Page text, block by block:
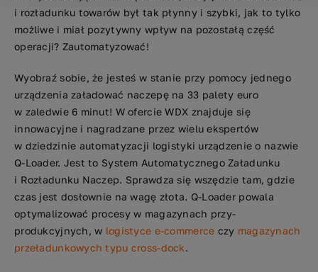
i rozładunku towarów był tak płynny i szybki, jak to tylko
możliwe i miał pozytywny wpływ na pozostałą część
operacji? Zautomatyzować!
Wyobraź sobie, że jesteś w stanie przy pomocy jednego
urządzenia załadować naczepę na 33 palety euro
w zaledwie 6 minut! W ofercie WDX znajduje się
innowacyjne i nagradzane przez wielu ekspertów
w dziedzinie automatyzacji logistyki urządzenie o nazwie
Q-Loader. Jest to System Automatycznego Załadunku
i Rozładunku Naczep. Sprawdza się wszędzie tam, gdzie
czas jest dosłownie na wagę złota. Q-Loader powala
optymalizować procesy w magazynach przy-
produkcyjnych, w logistyce e-commerce czy magazynach
przeładunkowych typu cross-dock.